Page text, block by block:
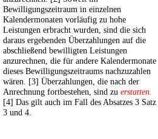
Bewilligungszeitraum in einzelnen
Kalendermonaten vorläufig zu hohe
Leistungen erbracht wurden, sind die sich
daraus ergebenden Überzahlungen auf die
abschließend bewilligten Leistungen
anzurechnen, die für andere Kalendermonate
dieses Bewilligungszeitraums nachzuzahlen
wären. [3] Überzahlungen, die nach der
Anrechnung fortbestehen, sind zu erstatten.
[4] Das gilt auch im Fall des Absatzes 3 Satz
3 und 4.